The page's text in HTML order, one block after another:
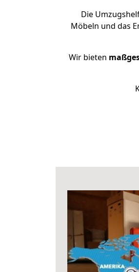
Die
Möbeln und das
Wir bieten